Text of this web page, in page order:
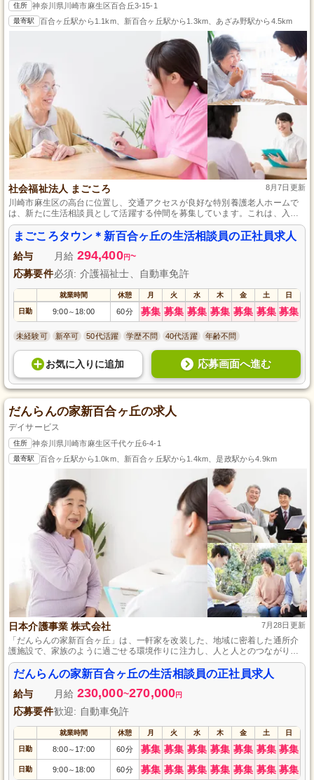
住所 神奈川県川崎市麻生区百合丘3-15-1
最寄駅 百合ヶ丘駅から1.1km、新百合ヶ丘駅から1.3km、あざみ野駅から4.5km
社会福祉法人 まごころ 8月7日更新
川崎市麻生区の高台に位置し、交通アクセスが良好な特別養護老人ホームで
は、新たに生活相談員として活躍する仲間を募集しています。これは、入居
者さま一人ひとりの個性を大切にしながら、その人らしさを支えるやりがい
のあるお仕事です。町田駅からのアクセスも良く、仕事終わりにはお買い物
も楽しめます。一緒に笑顔あふれる日々を作りませんか？
まごころタウン＊新百合ヶ丘の生活相談員の正社員求人
給与 月給 294,400円~
応募要件必須: 介護福祉士、自動車免許
就業時間 休憩 月 火 水 木 金 土 日
日勤 9:00～ 18:00 60分 募集 募集 募集 募集 募集 募集 募集
未経験可 新卒可 50代活躍 学歴不問 40代活躍 年齢不問
お気に入り に追加 応募画面へ進む
だんらんの家新百合ヶ丘の求人
デイサービス
住所 神奈川県川崎市麻生区千代ケ丘6-4-1
最寄駅 百合ヶ丘駅から1.0km、新百合ヶ丘駅から1.4km、是政駅から4.9km
日本介護事業 株式会社 7月28日更新
「だんらんの家新百合ヶ丘」は、一軒家を改装した、地域に密着した通所介
護施設で、家族のように過ごせる環境作りに注力し、人と人とのつながりを
大切に、利用者に生きがいを感じてもらえるようサポートしています。
だんらんの家新百合ヶ丘の生活相談員の正社員求人
給与 月給 230,000~270,000円
応募要件歓迎: 自動車免許
就業時間 休憩 月 火 水 木 金 土 日
日勤 8:00～ 17:00 60分 募集 募集 募集 募集 募集 募集 募集
日勤 9:00～ 18:00 60分 募集 募集 募集 募集 募集 募集 募集